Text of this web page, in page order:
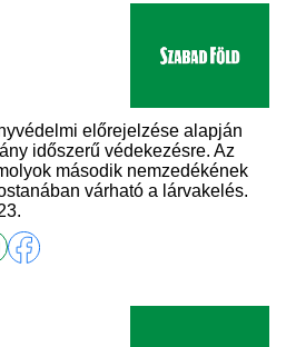
előrejelzése alapján
időszerű védekezésre. Az
második nemzedékének
várható a lárvakelés.